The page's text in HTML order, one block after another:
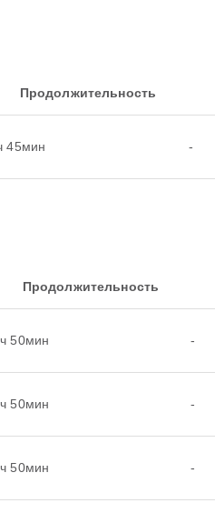
Продолжительность
45мин -
Продолжительность
50мин -
50мин -
50мин -